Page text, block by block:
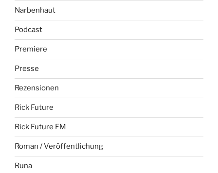
Narbenhaut
Podcast
Premiere
Presse
Rezensionen
Rick Future
Rick Future FM
Roman / Veröffentlichung
Runa